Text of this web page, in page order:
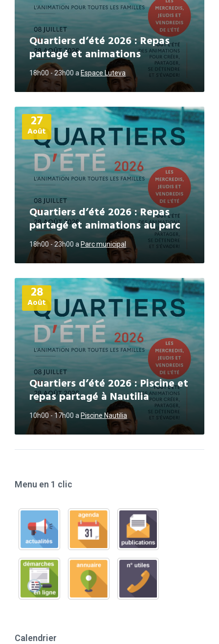
Quartiers d’été 2026 : Repas
partagé et animations
18h00 - 23h00 a Espace Luteva
27
Août
Quartiers d’été 2026 : Repas
partagé et animations au parc
18h00 - 23h00 a Parc municipal
Plus
d'informations
28
Août
Quartiers d’été 2026 : Piscine et
repas partagé à Nautilia
10h00 - 17h00 a Piscine Nautilia
Plus
d'informations
Menu en 1 clic
Calendrier